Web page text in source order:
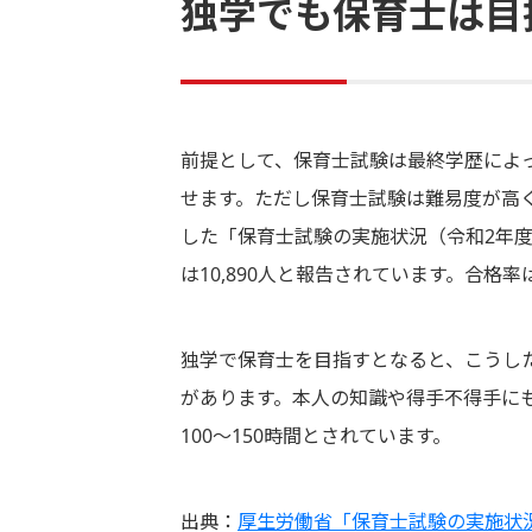
独学でも保育士は
前提として、保育士試験は最終学歴に
せます。ただし保育士試験は難易度が
した「保育士試験の実施状況（令和2年
は10,890人と報告されています。合格率
独学で保育士を目指すとなると、こう
があります。本人の知識や得手不得手
100～150時間とされています。
出典： 厚生労働省「保育士試験の実施状